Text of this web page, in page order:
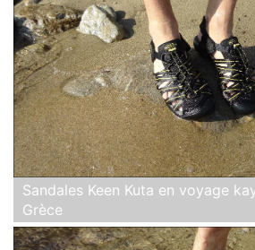
Sandales Keen Kuta en voyage
Grèce